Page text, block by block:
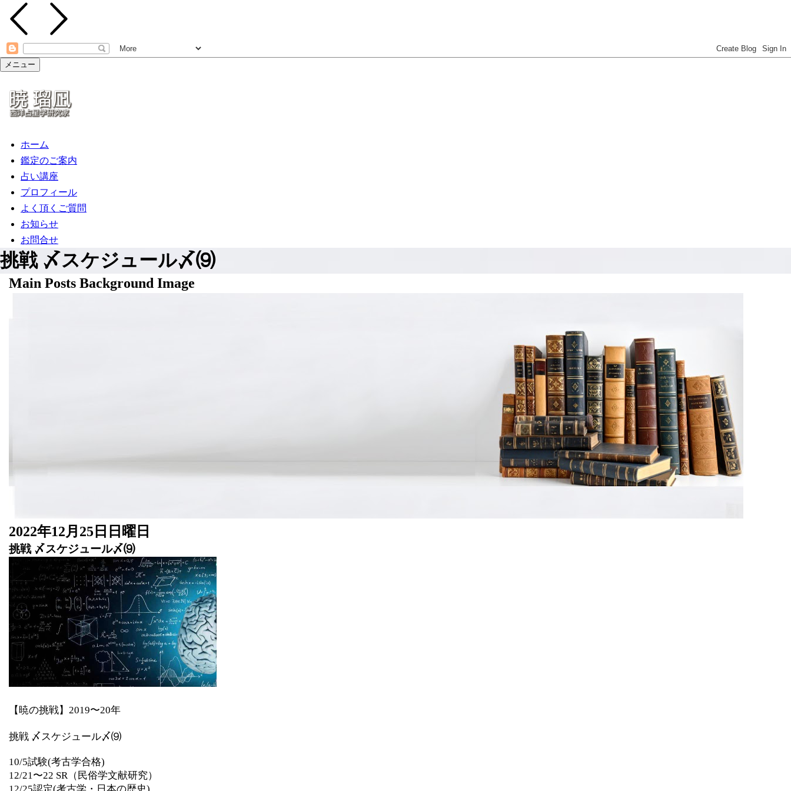
メニュー
ホーム
鑑定のご案内
占い講座
プロフィール
よく頂くご質問
お知らせ
お問合せ
挑戦 〆スケジュール〆⑼
Main Posts Background Image
2022年12月25日日曜日
挑戦 〆スケジュール〆⑼
【暁の挑戦】 2019〜20年
挑戦 〆スケジュール〆⑼
10/5試験(考古学合格)
12/21〜22 SR（民俗学文献研究）